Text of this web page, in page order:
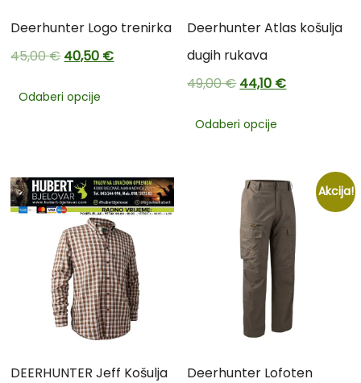
Deerhunter Logo trenirka
45,00€40,50 €
Odaberi opcije
Deerhunter Atlas košulja
dugih rukava
49,00€44,10 €
Odaberi opcije
DEERHUNTER Jeff Košulja
Akcija!
Deerhunter Lofoten